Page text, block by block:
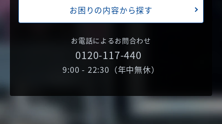
お困りの内容から探す
お電話によるお問合わせ
0120-117-440
9:00 - 22:30（年中無休）